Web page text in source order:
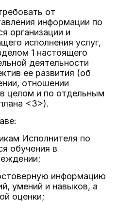
от
информации по
организации и
исполнения услуг,
1 настоящего
деятельности
ее развития (об
отношении
целом и по отдельным
<3>).
Исполнителя по
обучения в
информацию
умений и навыков, а
оценки;